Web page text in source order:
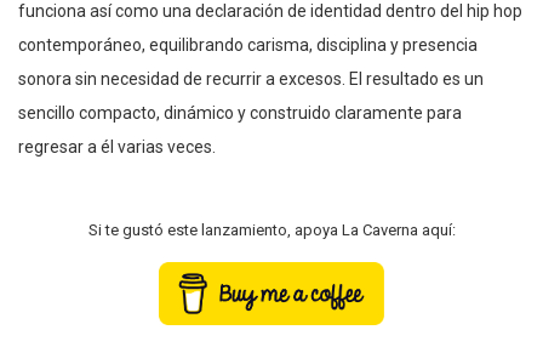
funciona así como una declaración de identidad dentro del hip hop
contemporáneo, equilibrando carisma, disciplina y presencia
sonora sin necesidad de recurrir a excesos. El resultado es un
sencillo compacto, dinámico y construido claramente para
regresar a él varias veces.
Si te gustó este lanzamiento, apoya La Caverna aquí: